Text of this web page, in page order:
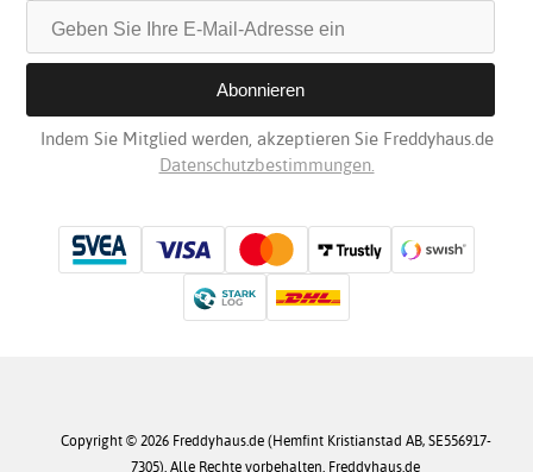
Indem Sie Mitglied werden, akzeptieren Sie Freddyhaus.de
Datenschutzbestimmungen.
Copyright © 2026 Freddyhaus.de (Hemfint Kristianstad AB, SE556917-
7305). Alle Rechte vorbehalten. Freddyhaus.de